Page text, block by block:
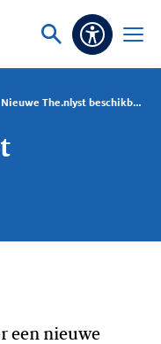
Vraag
Open
Nieuwe The.nlyst beschikbaar
een nieuwe